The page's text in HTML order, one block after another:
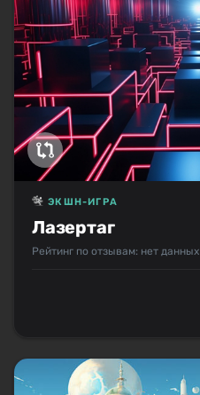
Лазертаг
ЭКШН-ИГРА
Рейтинг по отзывам: нет данных